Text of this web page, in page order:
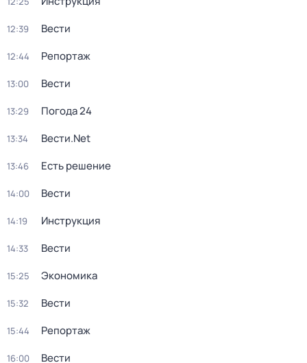
12:39 Вести
12:44 Репортаж
13:00 Вести
13:29 Погода 24
13:34 Вести.Net
13:46 Есть решение
14:00 Вести
14:19 Инструкция
14:33 Вести
15:25 Экономика
15:32 Вести
15:44 Репортаж
16:00 Вести